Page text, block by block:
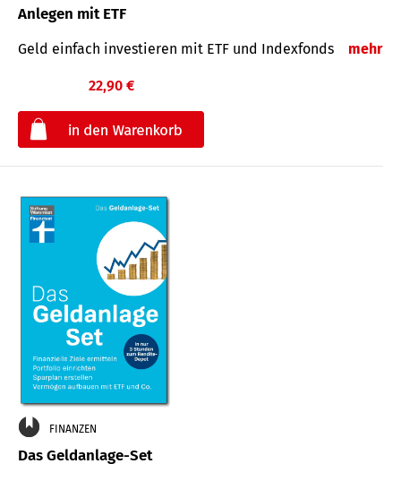
Anlegen mit ETF
Geld einfach investieren mit ETF und Indexfonds mehr
22,90 €
FINANZEN
Das Geldanlage-Set